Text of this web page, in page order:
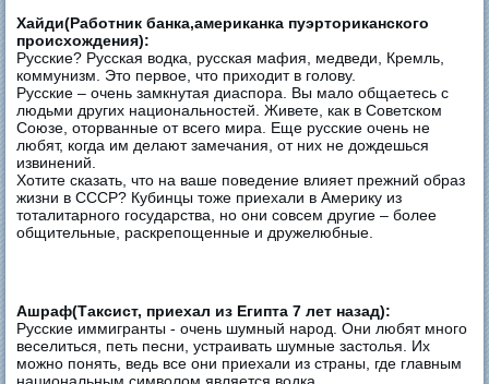
Хайди(Работник банка,американка пуэрториканского
происхождения):
Русские? Русская водка, русская мафия, медведи, Кремль,
коммунизм. Это первое, что приходит в голову.
Русские – очень замкнутая диаспора. Вы мало общаетесь с
людьми других национальностей. Живете, как в Советском
Союзе, оторванные от всего мира. Еще русские очень не
любят, когда им делают замечания, от них не дождешься
извинений.
Хотите сказать, что на ваше поведение влияет прежний образ
жизни в СССР? Кубинцы тоже приехали в Америку из
тоталитарного государства, но они совсем другие – более
общительные, раскрепощенные и дружелюбные.
Ашраф(Таксист, приехал из Египта 7 лет назад):
Русские иммигранты - очень шумный народ. Они любят много
веселиться, петь песни, устраивать шумные застолья. Их
можно понять, ведь все они приехали из страны, где главным
национальным символом является водка.